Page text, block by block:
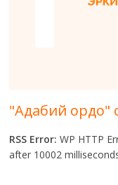
"Адабий ордо"
RSS Error: WP HTTP
after 10002